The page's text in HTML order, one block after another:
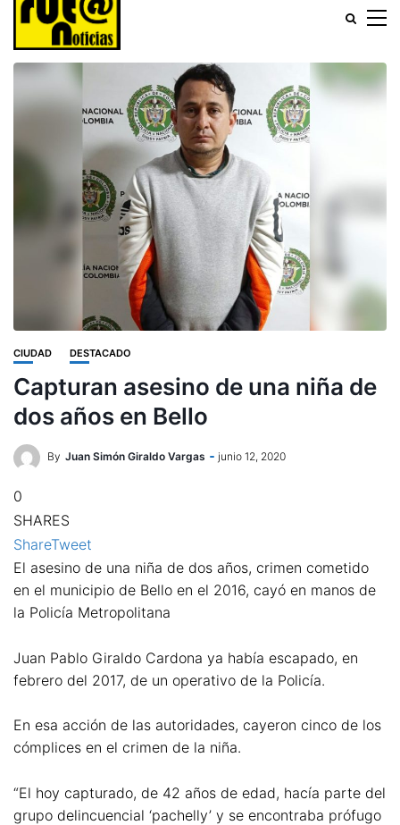
CIUDAD DESTACADO
Capturan asesino de una niña de
dos años en Bello
By Juan Simón Giraldo Vargas junio 12, 2020
0
SHARES
ShareTweet
El asesino de una niña de dos años, crimen cometido
en el municipio de Bello en el 2016, cayó en manos de
la Policía Metropolitana
Juan Pablo Giraldo Cardona ya había escapado, en
febrero del 2017, de un operativo de la Policía.
En esa acción de las autoridades, cayeron cinco de los
cómplices en el crimen de la niña.
“El hoy capturado, de 42 años de edad, hacía parte del
grupo delincuencial ‘pachelly’ y se encontraba prófugo